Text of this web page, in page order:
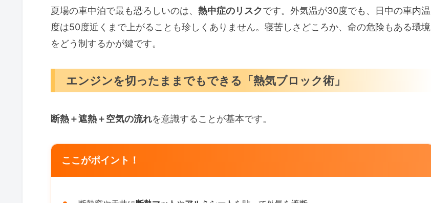
夏場の車中泊で最も恐ろしいのは、 熱中症のリスクです。外気温が30度でも、日中の車内温
度は50度近くまで上がることも珍しくありません。寝苦しさどころか、命の危険もある環境
をどう制するかが鍵です。
エンジンを切ったままでもできる「熱気ブロック術」
断熱＋遮熱＋空気の流れを意識することが基本です。
ここがポイント！